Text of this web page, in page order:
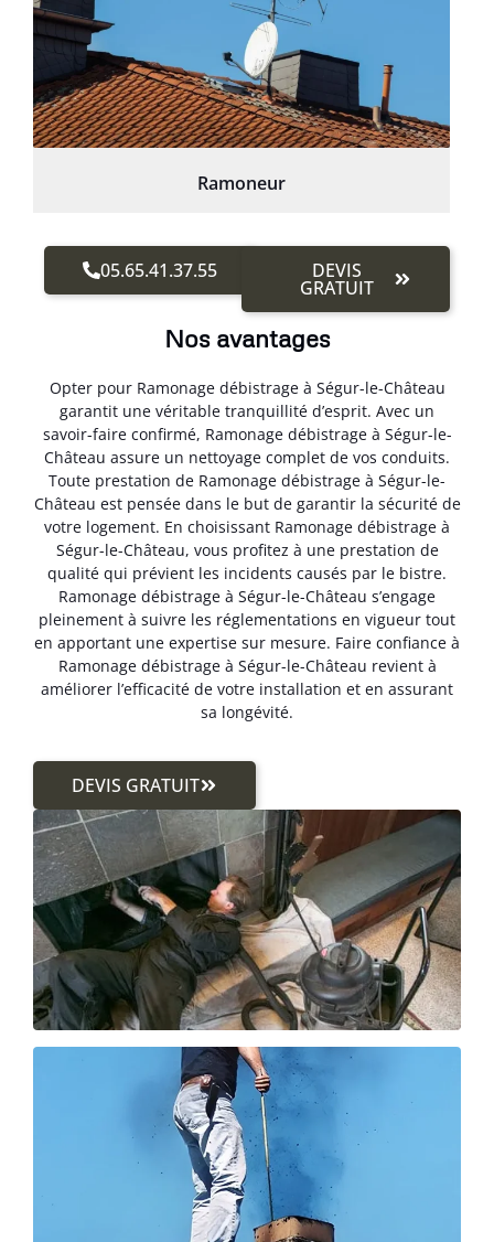
Ramoneur
05.65.41.37.55 DEVIS
GRATUIT
Nos avantages
Opter pour Ramonage débistrage à Ségur-le-Château
garantit une véritable tranquillité d’esprit. Avec un
savoir-faire confirmé, Ramonage débistrage à Ségur-le-
Château assure un nettoyage complet de vos conduits.
Toute prestation de Ramonage débistrage à Ségur-le-
Château est pensée dans le but de garantir la sécurité de
votre logement. En choisissant Ramonage débistrage à
Ségur-le-Château, vous profitez à une prestation de
qualité qui prévient les incidents causés par le bistre.
Ramonage débistrage à Ségur-le-Château s’engage
pleinement à suivre les réglementations en vigueur tout
en apportant une expertise sur mesure. Faire confiance à
Ramonage débistrage à Ségur-le-Château revient à
améliorer l’efficacité de votre installation et en assurant
sa longévité.
DEVIS GRATUIT